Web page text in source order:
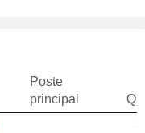
Poste
principal